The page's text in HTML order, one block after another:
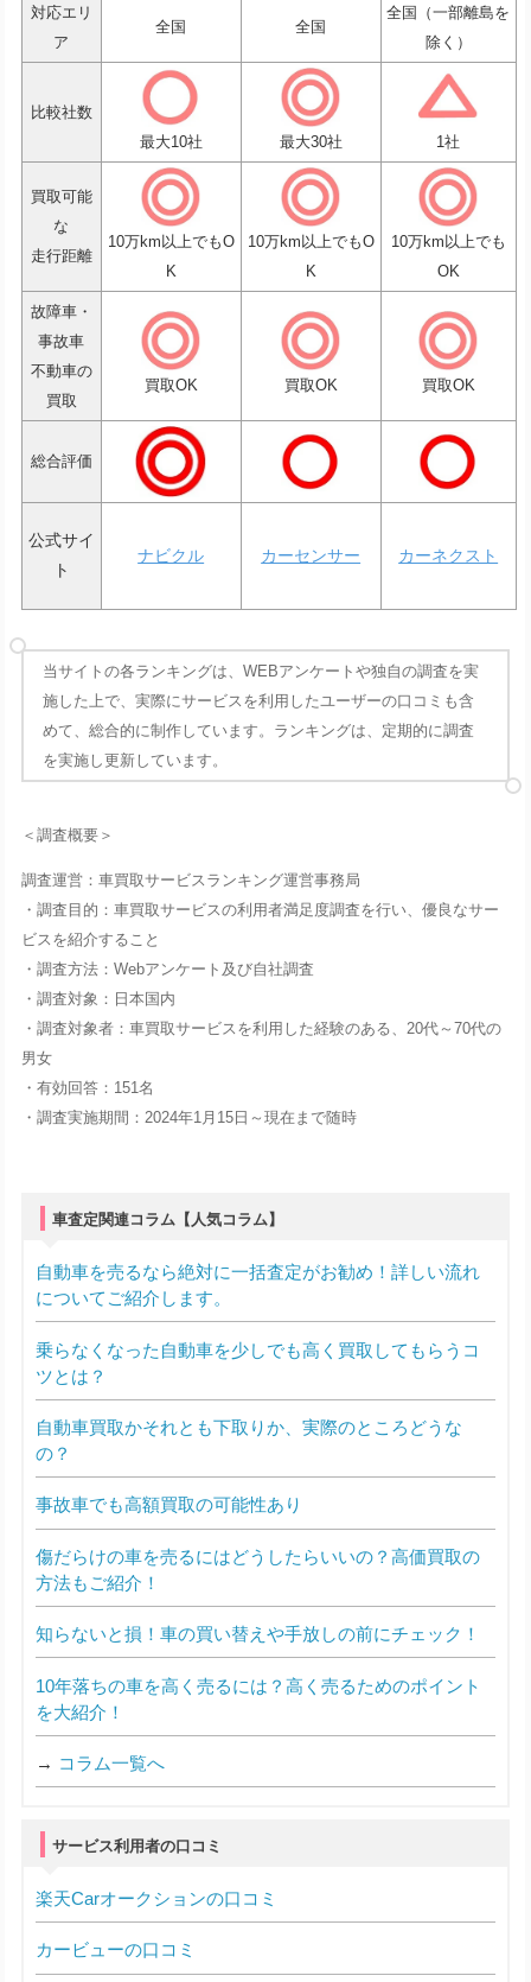
対応エリ
ア
全国 全国
全国（一部離島を
除く）
比較社数
最大10社
最大30社 1社
買取可能
な
走行距離
10万km以上でもO
K
10万km以上でもO
K
10万km以上でも
OK
故障車・
事故車
不動車の
買取
買取OK 買取OK 買取OK
総合評価
公式サイ
ト
ナビクル カーセンサー カーネクスト
当サイトの各ランキングは、WEBアンケートや独自の調査を実
施した上で、実際にサービスを利用したユーザーの口コミも含
めて、総合的に制作しています。ランキングは、定期的に調査
を実施し更新しています。
＜調査概要＞
調査運営：車買取サービスランキング運営事務局
・調査目的：車買取サービスの利用者満足度調査を行い、優良なサー
ビスを紹介すること
・調査方法：Webアンケート及び自社調査
・調査対象：日本国内
・調査対象者：車買取サービスを利用した経験のある、20代～70代の
男女
・有効回答：151名
・調査実施期間：2024年1月15日～現在まで随時
車査定関連コラム【人気コラム】
自動車を売るなら絶対に一括査定がお勧め！詳しい流れ
についてご紹介します。
乗らなくなった自動車を少しでも高く買取してもらうコ
ツとは？
自動車買取かそれとも下取りか、実際のところどうな
の？
事故車でも高額買取の可能性あり
傷だらけの車を売るにはどうしたらいいの？高価買取の
方法もご紹介！
知らないと損！車の買い替えや手放しの前にチェック！
10年落ちの車を高く売るには？高く売るためのポイント
を大紹介！
→ コラム一覧へ
サービス利用者の口コミ
楽天Carオークションの口コミ
カービューの口コミ